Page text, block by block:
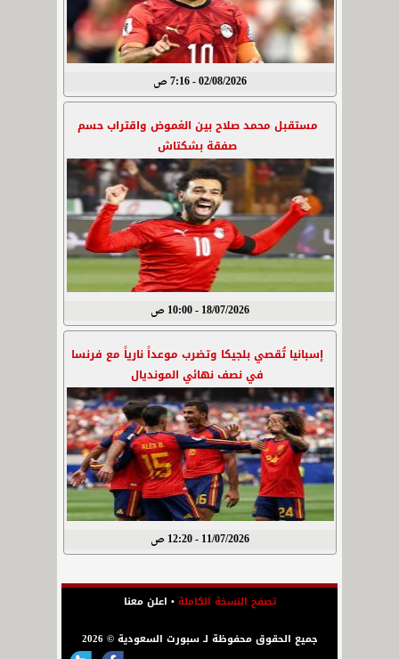
02/08/2026 - 7:16 ص
مستقبل محمد صلاح بين الغموض واقتراب حسم
صفقة بشكتاش
18/07/2026 - 10:00 ص
إسبانيا تُقصي بلجيكا وتضرب موعداً نارياً مع فرنسا
في نصف نهائي المونديال
11/07/2026 - 12:20 ص
تصفح النسخة الكاملة• اعلن معنا
جميع الحقوق محفوظة لـ سبورت السعودية © 2026